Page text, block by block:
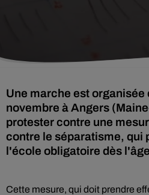
Une marche est organisée
novembre à Angers
protester contre une
contre le séparatisme, qui
l'école obligatoire dès
Cette mesure, qui doit prendre